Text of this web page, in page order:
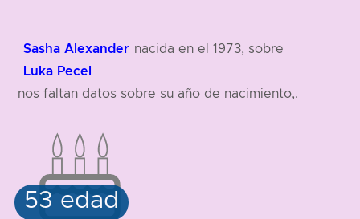
Sasha Alexander nacida en el 1973, sobre
Luka Pecel
nos faltan datos sobre su año de nacimiento,.